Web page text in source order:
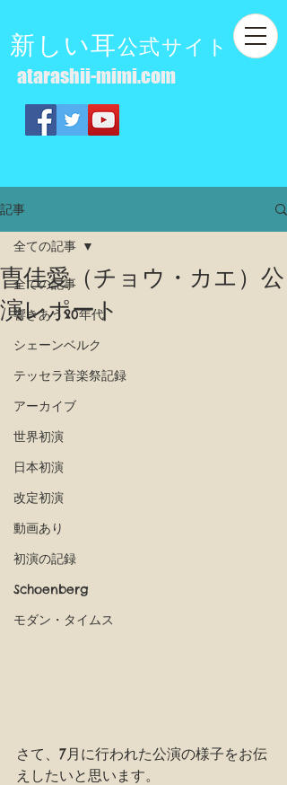
新しい耳公式サイト
atarashii-mimi.com
記事
全ての記事
響きあう20年代
シェーンベルク
テッセラ音楽祭記録
アーカイブ
世界初演
日本初演
改定初演
動画あり
初演の記録
Schoenberg
モダン・タイムス
全ての記事
曺佳愛（チョウ・カエ）公
演レポート
さて、7月に行われた公演の様子をお伝
えしたいと思います。